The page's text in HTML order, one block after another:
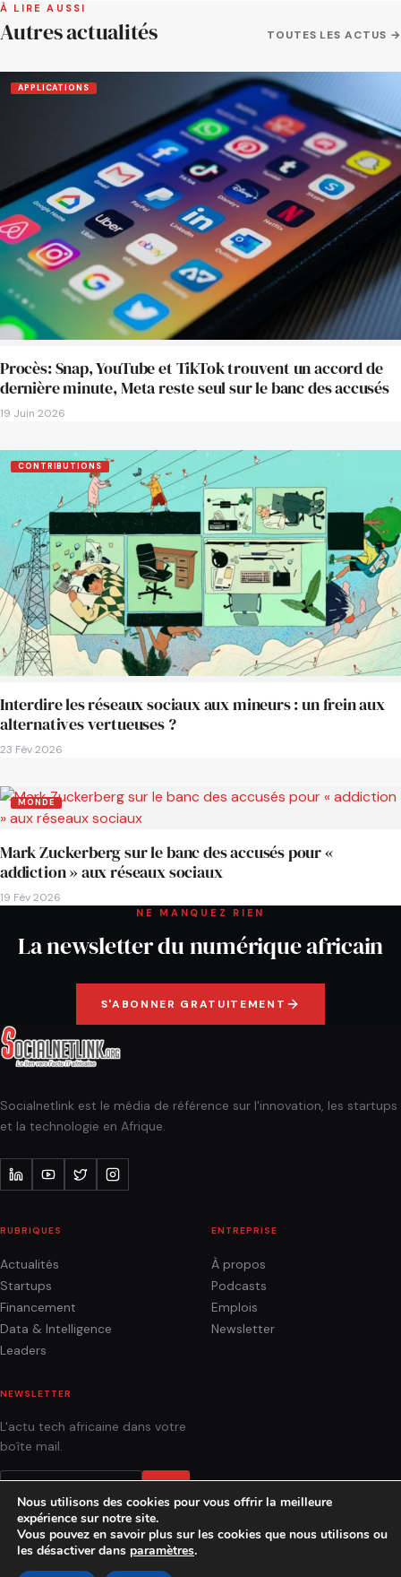
À LIRE AUSSI
Autres actualités TOUTES LES ACTUS →
APPLICATIONS
Procès: Snap, YouTube et TikTok trouvent un accord de
dernière minute, Meta reste seul sur le banc des accusés
19 Juin 2026
CONTRIBUTIONS
Interdire les réseaux sociaux aux mineurs : un frein aux
alternatives vertueuses ?
23 Fév 2026
MONDE
Mark Zuckerberg sur le banc des accusés pour «
addiction » aux réseaux sociaux
19 Fév 2026
NE MANQUEZ RIEN
La newsletter du numérique africain
S'ABONNER GRATUITEMENT
Socialnetlink est le média de référence sur l'innovation, les startups
et la technologie en Afrique.
RUBRIQUES
Actualités
Startups
Financement
Data & Intelligence
Leaders
ENTREPRISE
À propos
Podcasts
Emplois
Newsletter
NEWSLETTER
L'actu tech africaine dans votre
boîte mail.
Nous utilisons des cookies pour vous offrir la meilleure
expérience sur notre site.
Vous pouvez en savoir plus sur les cookies que nous utilisons ou
les désactiver dans paramètres.